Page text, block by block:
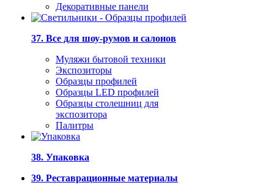
Декоративные панели
37. Все для шоу-румов и салонов
Муляжи бытовой техники
Экспозиторы
Образцы профилей
Образцы LED профилей
Образцы столешниц для
экспозитора
Палитры
38. Упаковка
39. Реставрационные материалы